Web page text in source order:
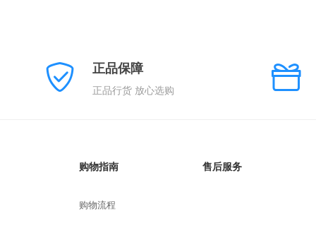
正品保障
正品行货 放心选购
购物指南
购物流程
售后服务